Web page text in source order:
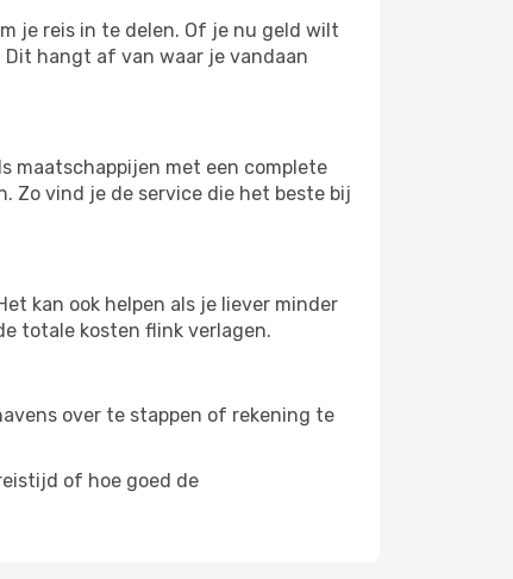
je reis in te delen. Of je nu geld wilt
hangt af van waar je vandaan
maatschappijen met een complete
Zo vind je de service die het beste bij
kan ook helpen als je liever minder
totale kosten flink verlagen.
over te stappen of rekening te
of hoe goed de